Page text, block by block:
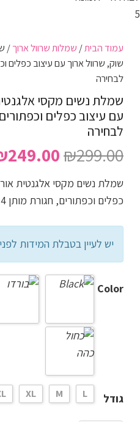
עמוד הבית/ שמלות שרוול ארוך/
לבחירה
שמלת נשים מקסי
לבחירה
₪299.00 המחיר
היה:
249.00
שמלת נשים מקסי אלגנטית
כפלים וכפתורים, חגורת מותן 4 צבעים לבחירה
יש לעיין בטבלת המידות
Color
גודל L
M
XL